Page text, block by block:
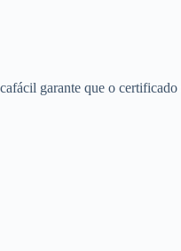
garante que o